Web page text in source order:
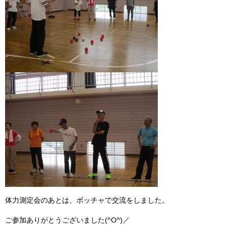
体力測定会のあとは、ボッチャで交流をしました。
ご参加ありがとうございました(^O^)／